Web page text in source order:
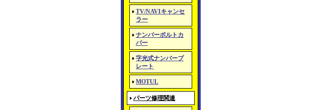
TV/NAVIキャンセ
ラー
ナンバーボルトカ
バー
字光式ナンバープ
レート
MOTUL
パーツ修理関連